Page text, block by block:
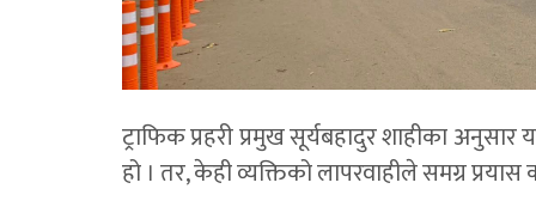
ट्राफिक प्रहरी प्रमुख सूर्यबहादुर शाहीका
हो । तर, केही व्यक्तिको लापरवाहीले समग्र